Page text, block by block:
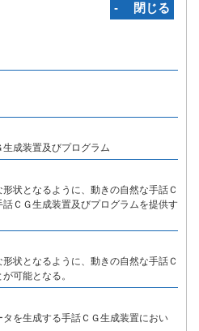
‐ 閉じる
成装置及びプログラム
状となるように、動きの自然な手話Ｃ
ＣＧ生成装置及びプログラムを提供す
状となるように、動きの自然な手話Ｃ
可能となる。
を生成する手話ＣＧ生成装置におい